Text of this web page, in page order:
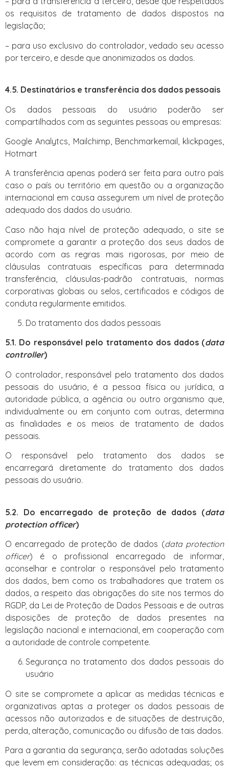
os requisitos de tratamento de dados dispostos na
legislação;
– para uso exclusivo do controlador, vedado seu acesso
por terceiro, e desde que anonimizados os dados.
4.5. Destinatários e transferência dos dados pessoais
Os dados pessoais do usuário poderão ser
compartilhados com as seguintes pessoas ou empresas:
Google Analytcs, Mailchimp, Benchmarkemail, klickpages,
Hotmart
A transferência apenas poderá ser feita para outro país
caso o país ou território em questão ou a organização
internacional em causa assegurem um nível de proteção
adequado dos dados do usuário.
Caso não haja nível de proteção adequado, o site se
compromete a garantir a proteção dos seus dados de
acordo com as regras mais rigorosas, por meio de
cláusulas contratuais específicas para determinada
transferência, cláusulas-padrão contratuais, normas
corporativas globais ou selos, certificados e códigos de
conduta regularmente emitidos.
Do tratamento dos dados pessoais
5.1. Do responsável pelo tratamento dos dados (data
controller)
O controlador, responsável pelo tratamento dos dados
pessoais do usuário, é a pessoa física ou jurídica, a
autoridade pública, a agência ou outro organismo que,
individualmente ou em conjunto com outras, determina
as finalidades e os meios de tratamento de dados
pessoais.
O responsável pelo tratamento dos dados se
encarregará diretamente do tratamento dos dados
pessoais do usuário.
5.2. Do encarregado de proteção de dados (data
protection officer)
O encarregado de proteção de dados (data protection
officer) é o profissional encarregado de informar,
aconselhar e controlar o responsável pelo tratamento
dos dados, bem como os trabalhadores que tratem os
dados, a respeito das obrigações do site nos termos do
RGDP, da Lei de Proteção de Dados Pessoais e de outras
disposições de proteção de dados presentes na
legislação nacional e internacional, em cooperação com
a autoridade de controle competente.
Segurança no tratamento dos dados pessoais do
usuário
O site se compromete a aplicar as medidas técnicas e
organizativas aptas a proteger os dados pessoais de
acessos não autorizados e de situações de destruição,
perda, alteração, comunicação ou difusão de tais dados.
Para a garantia da segurança, serão adotadas soluções
que levem em consideração: as técnicas adequadas; os